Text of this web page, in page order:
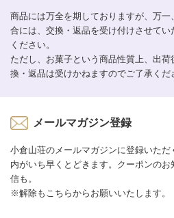
商品には万全を期しておりますが、万
合には、交換・返品を受け付けさせて
ください。
ただし、お菓子という商品性質上、出
換・返品は受けかねますのでご了承くだ
メールマガジン登録
小倉山荘のメールマガジンに登録いた
内がいち早くとどきます。クーポンの
信も。
※解除もこちらからお願いいたします。